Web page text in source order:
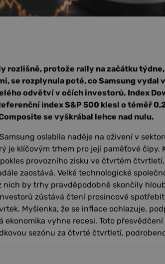
rozlišně, protože rally na začátku
se rozplynula poté, co Samsung vydal
odvětví v očích investorů. Index
index S&P 500 klesl o téměř
se vyškrábal lehce nad nulu.
oslabila naděje na oživení v
je klíčovým trhem pro její paměťové čipy.
provozního zisku ve čtvrtém
zaostává. Velké technologické
nich by trhy pravděpodobně skončily
zůstává čtení prosincové
Myšlenka, že se inflace ochlazuje,
ekonomika vyhne recesi. Toto
sezónu za čtvrté čtvrtletí,